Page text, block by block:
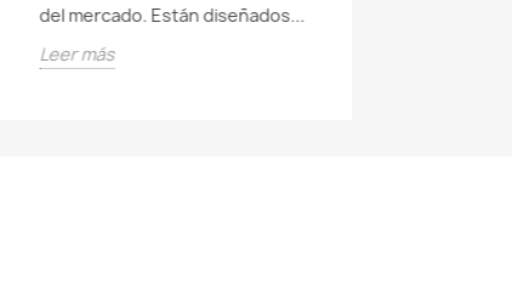
del mercado. Están diseñados...
Leer más